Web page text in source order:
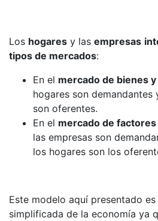
Los hogares y las empresas
tipos de mercados:
En el mercado de bienes
hogares son demandantes
son oferentes.
En el mercado de
las empresas son
los hogares son los
Este modelo aquí presentado
simplificada de la economía ya